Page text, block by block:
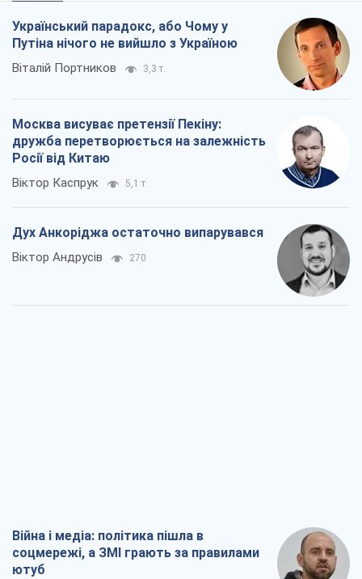
Український парадокс, або Чому у
Путіна нічого не вийшло з Україною
Віталій Портников 3,3 т.
Москва висуває претензії Пекіну:
дружба перетворюється на залежність
Росії від Китаю
Віктор Каспрук 5,1 т.
Дух Анкоріджа остаточно випарувався
Віктор Андрусів 270
Війна і медіа: політика пішла в
соцмережі, а ЗМІ грають за правилами
ютуб